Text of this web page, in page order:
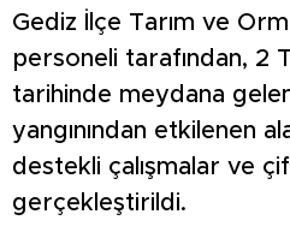
Gediz İlçe Tarım ve
personeli tarafından, 2
tarihinde meydana
yangınından etkilenen
destekli çalışmalar ve
gerçekleştirildi.